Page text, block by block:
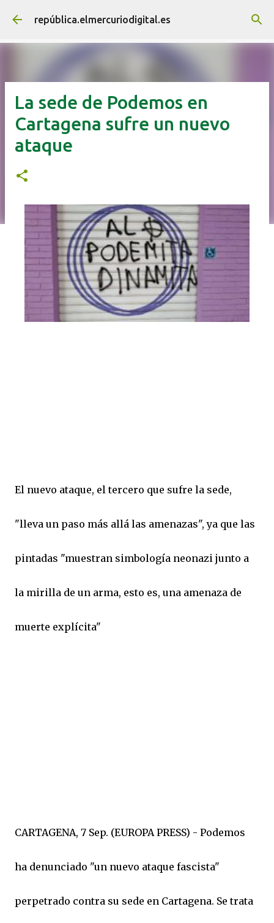
Ir al contenido principal
república.elmercuriodigital.es
La sede de Podemos en
Cartagena sufre un nuevo
ataque
El nuevo ataque, el tercero que sufre la sede,
"lleva un paso más allá las amenazas", ya que las
pintadas "muestran simbología neonazi junto a
la mirilla de un arma, esto es, una amenaza de
muerte explícita"
CARTAGENA, 7 Sep. (EUROPA PRESS) - Podemos
ha denunciado "un nuevo ataque fascista"
perpetrado contra su sede en Cartagena. Se trata